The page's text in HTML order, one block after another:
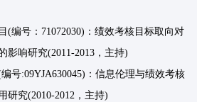
(编号：71072030)：绩效考核目标取向对
影响研究(2011-2013，主持)
号:09YJA630045)：信息伦理与绩效考核
研究(2010-2012，主持)